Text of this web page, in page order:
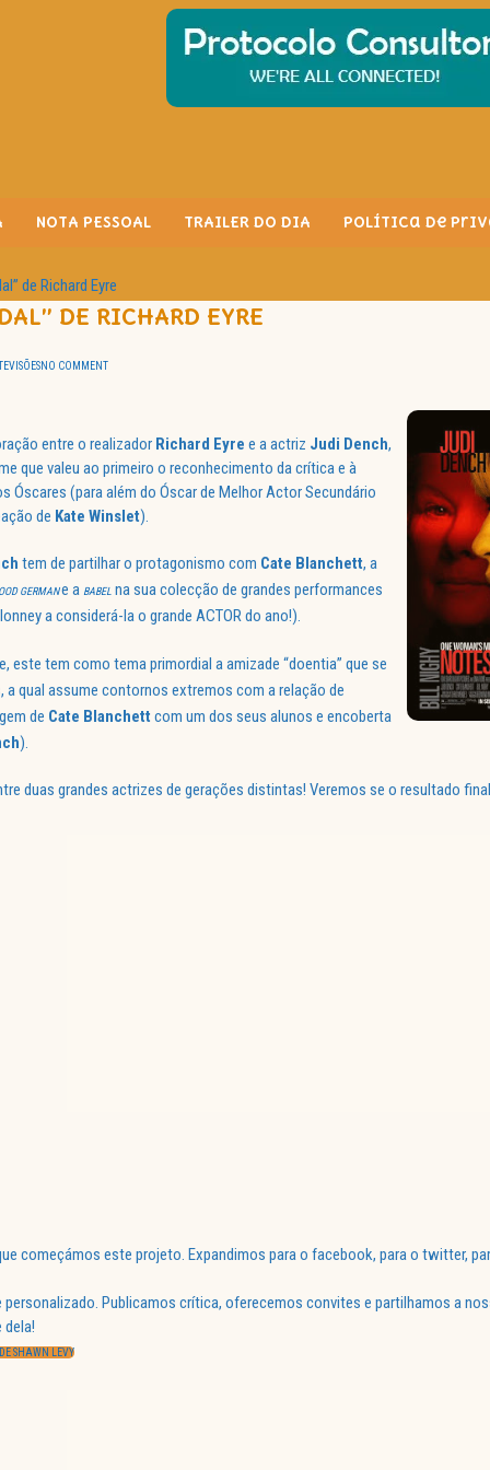
NOTA PESSOAL TRAILER DO DIA Política de
de Richard Eyre
DE RICHARD EYRE
NO COMMENT
entre o realizador Richard Eyre e a actriz Judi Dench,
que valeu ao primeiro o reconhecimento da crítica e à
Óscares (para além do Óscar de Melhor Actor Secundário
de Kate Winslet).
tem de partilhar o protagonismo com Cate Blanchett, a
GERMANe a BABEL na sua colecção de grandes performances
a considerá-la o grande ACTOR do ano!).
este tem como tema primordial a amizade “doentia” que se
a qual assume contornos extremos com a relação de
de Cate Blanchett com um dos seus alunos e encoberta
).
duas grandes actrizes de gerações distintas! Veremos se o resultado
começámos este projeto. Expandimos para o facebook, para o twitter,
Publicamos crítica, oferecemos convites e partilhamos a
dela!
SHAWN LEVY